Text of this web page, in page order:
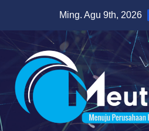
content
Ming. Agu 9th, 2026